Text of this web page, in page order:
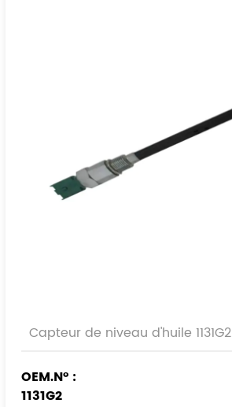
Capteur de niveau d'huile 1131G2
OEM.N° :
1131G2